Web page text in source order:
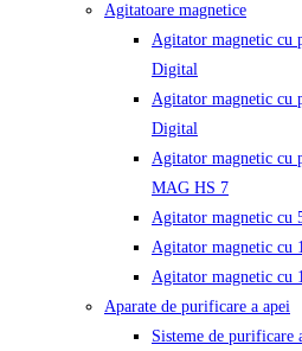
Agitatoare magnetice
Agitator magnetic cu
Digital
Agitator magnetic cu
Digital
Agitator magnetic cu
MAG HS 7
Agitator magnetic cu
Agitator magnetic cu
Agitator magnetic cu
Aparate de purificare a apei
Sisteme de purificare